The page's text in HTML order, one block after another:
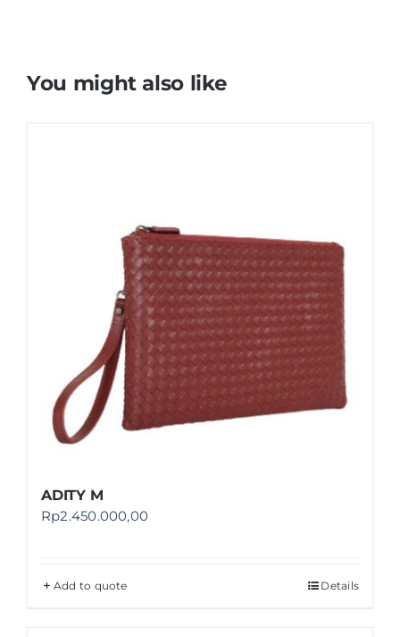
You might also like
ADITY M
Rp2.450.000,00
Add to quote Details